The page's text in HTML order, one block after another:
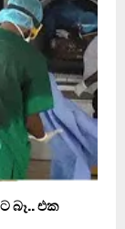
බෑ.. එක